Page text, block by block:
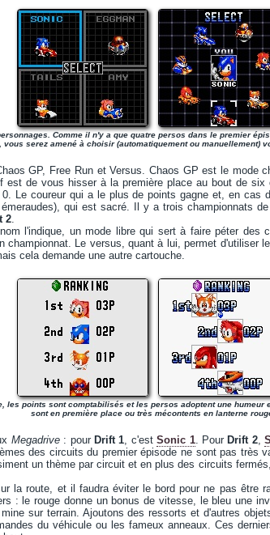
Comme il n'y a que quatre persos dans le premier
vous serez amené à choisir (automatiquement ou manuellement)
GP, Free Run et Versus. Chaos GP est le mode
est de vous hisser à la première place au bout de
Le coureur qui a le plus de points gagne et, en cas
qui est sacré. Il y a trois championnats
2.
l'indique, un mode libre qui sert à faire péter des
championnat. Le versus, quant à lui, permet d'utiliser
cela demande une autre cartouche.
les points sont comptabilisés et les persos adoptent une humeur
sont en première place ou très mécontents en lanterne
Megadrive: pour Drift 1, c'estSonic 1. Pour Drift 2,
des circuits du premier épisode ne sont pas très
un thème par circuit et en plus des circuits
la route, et il faudra éviter le bord pour ne pas être
: le rouge donne un bonus de vitesse, le bleu une
sur terrain. Ajoutons des ressorts et d'autres
du véhicule ou les fameux anneaux. Ces